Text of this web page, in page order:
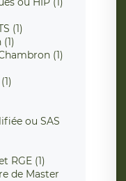
(1)
(1)
ou SAS
RGE (1)
de Master